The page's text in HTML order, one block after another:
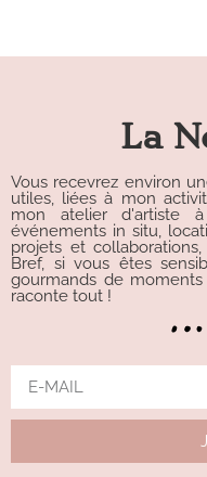
La
Vous recevrez environ
utiles, liées à mon
mon atelier d'artiste
événements in situ,
projets et
Bref, si vous êtes
gourmands de
raconte tout !